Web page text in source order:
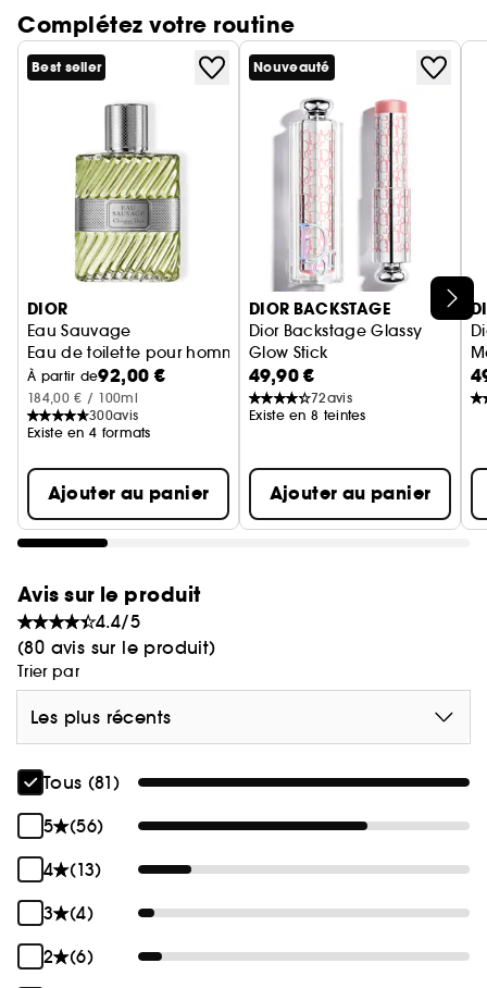
profondément hydratée.
- 82 % des femmes trouvent leur peau plus
fraîche.
- 77 % des femmes trouvent que leur peau plus
éclatante.
* Auto-évaluation sur 60 femmes, résultats après 1
application.
Complétez votre routine
Ignorer le carrousel produits
Best seller
DIOR
Eau Sauvage
Eau de toilette pour homme - Notes fraîches & ensoleillées
À partir de92,00 €
184,00 € / 100ml
300avis
Existe en 4 formats
Ajouter au panier
Nouveauté
DIOR BACKSTAGE
Dior Backstage Glassy
Glow Stick
Illuminateur baume
49,90 €
72avis
Existe en 8 teintes
Ajouter au panier
Avis sur le produit
4.4/5
(80 avis sur le produit)
Trier par
Les plus récents
Tous (81)
5
(56)
4
(13)
3
(4)
2
(6)